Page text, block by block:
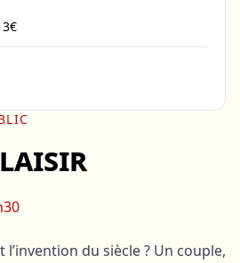
du siècle ? Un couple,